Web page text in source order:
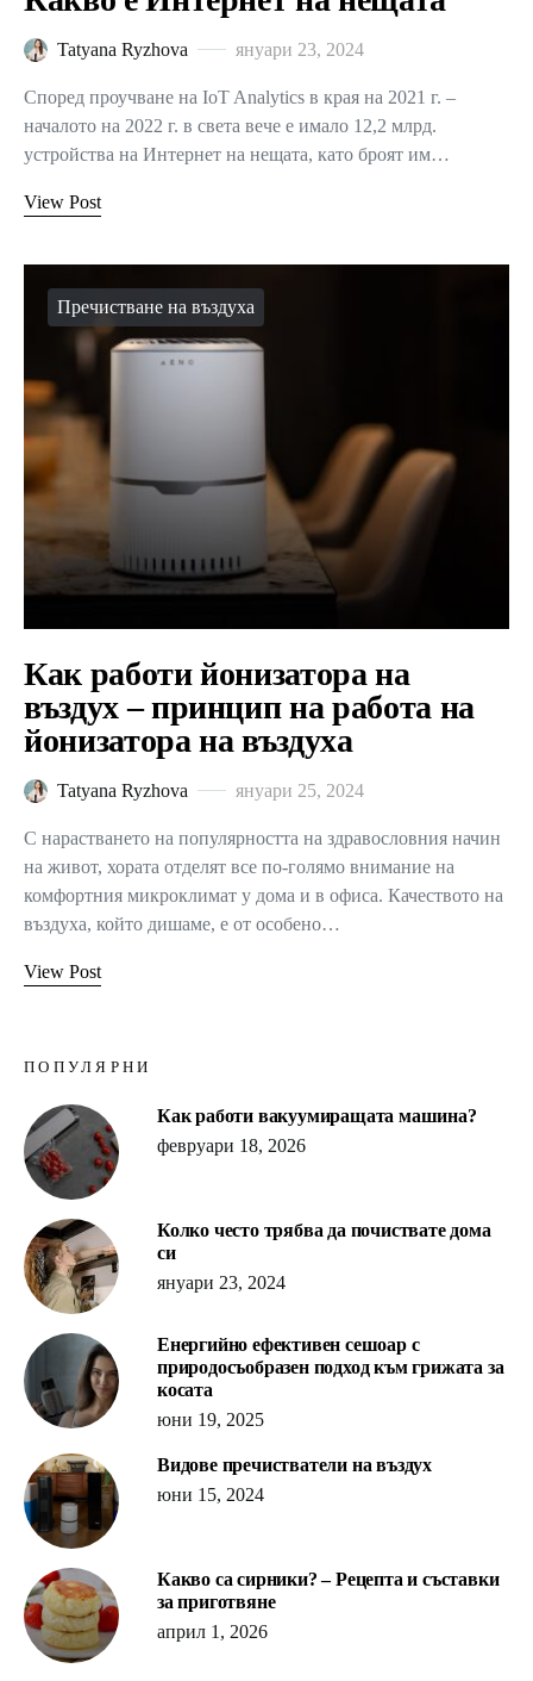
Tatyana Ryzhova януари 23, 2024
Според проучване на IoT Analytics в края на 2021 г. –
началото на 2022 г. в света вече е имало 12,2 млрд.
устройства на Интернет на нещата, като броят им…
View Post
Пречистване на въздуха
Как работи йонизатора на
въздух – принцип на работа на
йонизатора на въздуха
Tatyana Ryzhova януари 25, 2024
С нарастването на популярността на здравословния начин
на живот, хората отделят все по-голямо внимание на
комфортния микроклимат у дома и в офиса. Качеството на
въздуха, който дишаме, е от особено…
View Post
ПОПУЛЯРНИ
Как работи вакуумиращата машина?
февруари 18, 2026
Колко често трябва да почиствате дома
си
януари 23, 2024
Енергийно ефективен сешоар с
природосъобразен подход към грижата за
косата
юни 19, 2025
Видове пречистватели на въздух
юни 15, 2024
Какво са сирники? – Рецепта и съставки
за приготвяне
април 1, 2026